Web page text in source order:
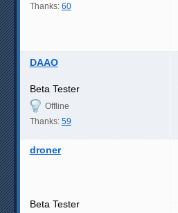
Thanks: 60
DAAO
Beta Tester
Offline
Thanks: 59
droner
Beta Tester